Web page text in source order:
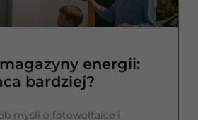
energii:
bardziej?
myśli o fotowoltaice i